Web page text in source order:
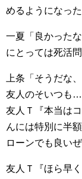
めるようになった
一夏「良かった
にとっては死活
上条「そうだな
友人のそいつも…
友人Ｔ『本当は
んには特別に半
ローンでも良いぜ
友人Ｔ『ほら早